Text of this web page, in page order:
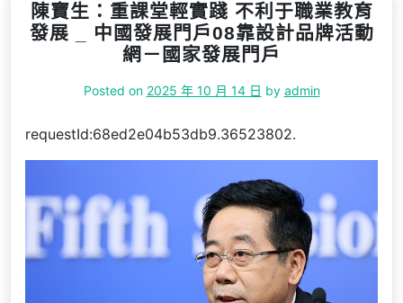
陳寶生：重課堂輕實踐 不利于職業教育
發展 _ 中國發展門戶08靠設計品牌活動
網－國家發展門戶
Posted on 2025 年 10 月 14 日 by admin
requestId:68ed2e04b53db9.36523802.